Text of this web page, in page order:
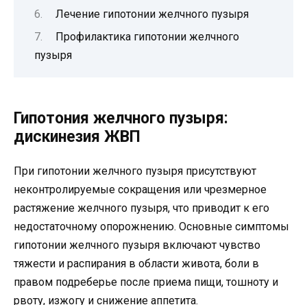
Лечение гипотонии желчного пузыря
Профилактика гипотонии желчного
пузыря
Гипотония желчного пузыря:
дискинезия ЖВП
При гипотонии желчного пузыря присутствуют
неконтролируемые сокращения или чрезмерное
растяжение желчного пузыря, что приводит к его
недостаточному опорожнению. Основные симптомы
гипотонии желчного пузыря включают чувство
тяжести и распирания в области живота, боли в
правом подреберье после приема пищи, тошноту и
рвоту, изжогу и снижение аппетита.